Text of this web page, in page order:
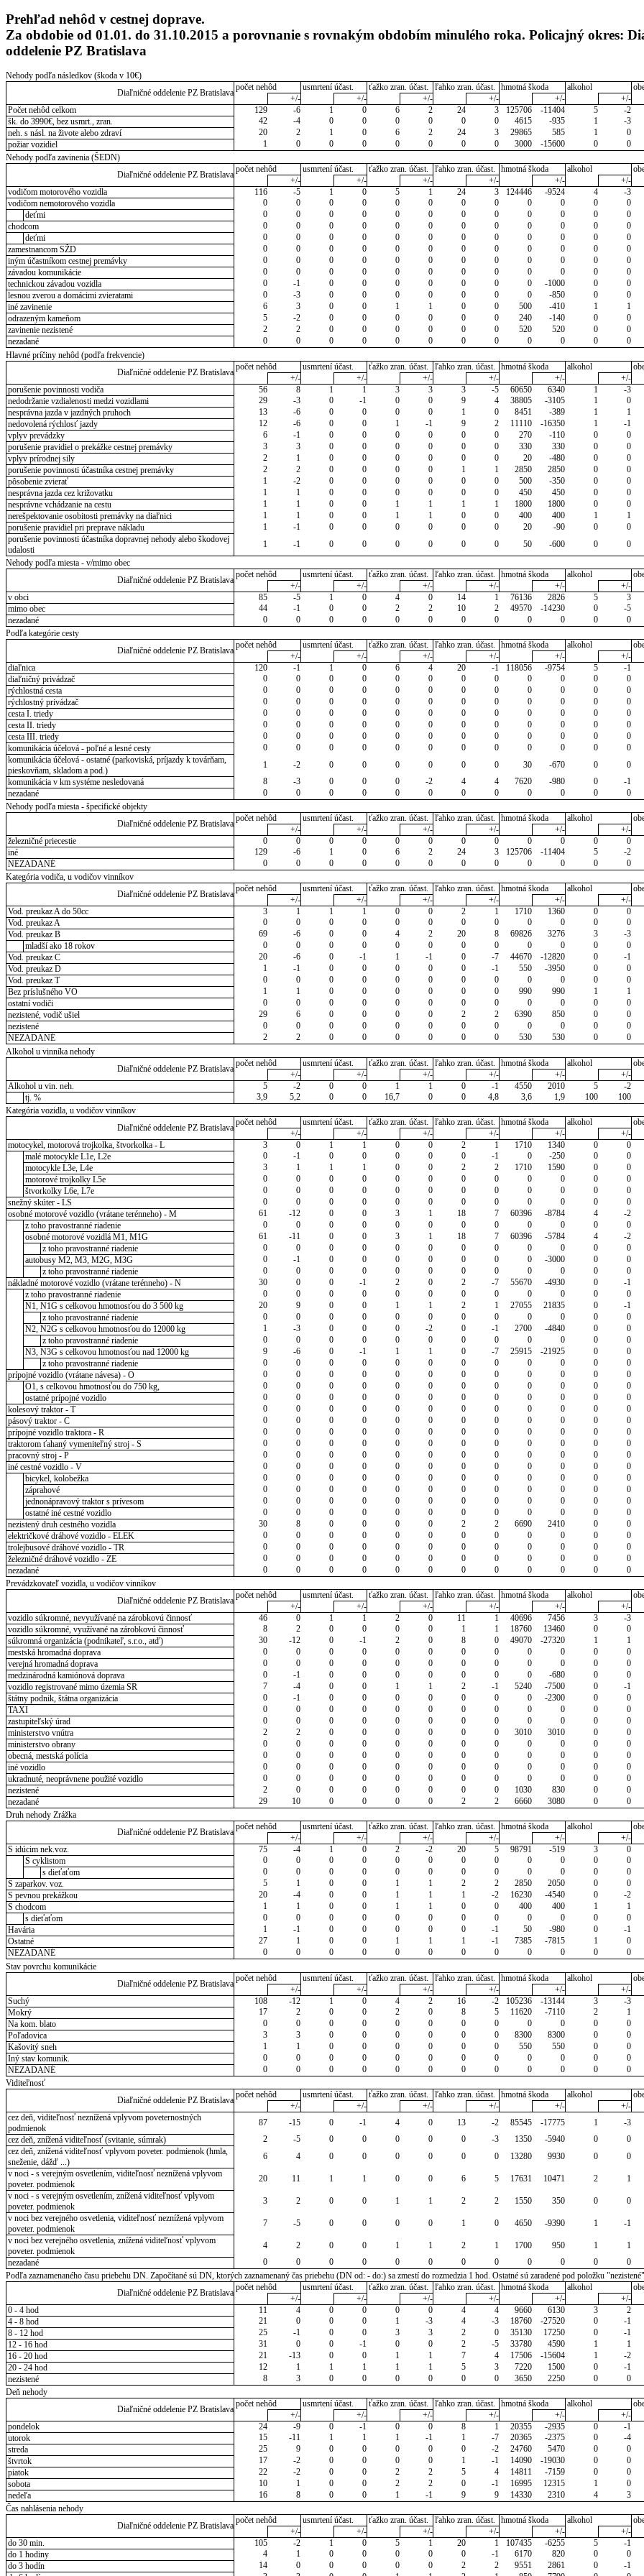
Prehľad nehôd v cestnej doprave.
Za obdobie od 01.01. do 31.10.2015 a porovnanie s rovnakým obdobím minulého roka. Policajný okres:
oddelenie PZ Bratislava
Nehody podľa následkov (škoda v 10€)
Diaľničné oddelenie PZ Bratislava
počet nehôd usmrtení účast. ťažko zran. účast. ľahko zran. účast. hmotná škoda alkohol
+/-
+/- +/- +/- +/- +/-
Počet nehôd celkom
129 -6 1 0 6 2 24 3 125706 -11404 5 -2
šk. do 3990€, bez usmrt., zran.
42 -4 0 0 0 0 0 0 4615 -935 1 -3
neh. s násl. na živote alebo zdraví
20 2 1 0 6 2 24 3 29865 585 1 0
požiar vozidiel
1 0 0 0 0 0 0 0 3000 -15600 0 0
Nehody podľa zavinenia (ŠEDN)
Diaľničné oddelenie PZ Bratislava
počet nehôd usmrtení účast. ťažko zran. účast. ľahko zran. účast. hmotná škoda alkohol
+/-
+/- +/- +/- +/- +/-
vodičom motorového vozidla
116 -5 1 0 5 1 24 3 124446 -9524 4 -3
vodičom nemotorového vozidla
0 0 0 0 0 0 0 0 0 0 0 0
deťmi
0 0 0 0 0 0 0 0 0 0 0 0
chodcom
0 0 0 0 0 0 0 0 0 0 0 0
deťmi
0 0 0 0 0 0 0 0 0 0 0 0
zamestnancom SŽD
0 0 0 0 0 0 0 0 0 0 0 0
iným účastníkom cestnej premávky
0 0 0 0 0 0 0 0 0 0 0 0
závadou komunikácie
0 0 0 0 0 0 0 0 0 0 0 0
technickou závadou vozidla
0 -1 0 0 0 0 0 0 0 -1000 0 0
lesnou zverou a domácimi zvieratami
0 -3 0 0 0 0 0 0 0 -850 0 0
iné zavinenie
6 3 0 0 1 1 0 0 500 -410 1 1
odrazeným kameňom
5 -2 0 0 0 0 0 0 240 -140 0 0
zavinenie nezistené
2 2 0 0 0 0 0 0 520 520 0 0
nezadané
0 0 0 0 0 0 0 0 0 0 0 0
Hlavné príčiny nehôd (podľa frekvencie)
Diaľničné oddelenie PZ Bratislava
počet nehôd usmrtení účast. ťažko zran. účast. ľahko zran. účast. hmotná škoda alkohol
+/-
+/- +/- +/- +/- +/-
porušenie povinnosti vodiča
56 8 1 1 3 3 3 -5 60650 6340 1 -3
nedodržanie vzdialenosti medzi vozidlami
29 -3 0 -1 0 0 9 4 38805 -3105 1 0
nesprávna jazda v jazdných pruhoch
13 -6 0 0 0 0 1 0 8451 -389 1 1
nedovolená rýchlosť jazdy
12 -6 0 0 1 -1 9 2 11110 -16350 1 -1
vplyv prevádzky
6 -1 0 0 0 0 0 0 270 -110 0 0
porušenie pravidiel o prekážke cestnej premávky
3 3 0 0 0 0 0 0 330 330 0 0
vplyv prírodnej sily
2 1 0 0 0 0 0 0 20 -480 0 0
porušenie povinnosti účastníka cestnej premávky
2 2 0 0 0 0 1 1 2850 2850 0 0
pôsobenie zvierať
1 -2 0 0 0 0 0 0 500 -350 0 0
nesprávna jazda cez križovatku
1 1 0 0 0 0 0 0 450 450 0 0
nesprávne vchádzanie na cestu
1 1 0 0 1 1 1 1 1800 1800 0 0
nerešpektovanie osobitosti premávky na diaľnici
1 1 0 0 1 1 0 0 400 400 1 1
porušenie pravidiel pri preprave nákladu
1 -1 0 0 0 0 0 0 20 -90 0 0
porušenie povinnosti účastníka dopravnej nehody alebo škodovej
udalosti
1 -1 0 0 0 0 0 0 50 -600 0 0
Nehody podľa miesta - v/mimo obec
Diaľničné oddelenie PZ Bratislava
počet nehôd usmrtení účast. ťažko zran. účast. ľahko zran. účast. hmotná škoda alkohol
+/-
+/- +/- +/- +/- +/-
v obci
85 -5 1 0 4 0 14 1 76136 2826 5 3
mimo obec
44 -1 0 0 2 2 10 2 49570 -14230 0 -5
nezadané
0 0 0 0 0 0 0 0 0 0 0 0
Podľa kategórie cesty
Diaľničné oddelenie PZ Bratislava
počet nehôd usmrtení účast. ťažko zran. účast. ľahko zran. účast. hmotná škoda alkohol
+/-
+/- +/- +/- +/- +/-
diaľnica
120 -1 1 0 6 4 20 -1 118056 -9754 5 -1
diaľničný privádzač
0 0 0 0 0 0 0 0 0 0 0 0
rýchlostná cesta
0 0 0 0 0 0 0 0 0 0 0 0
rýchlostný privádzač
0 0 0 0 0 0 0 0 0 0 0 0
cesta I. triedy
0 0 0 0 0 0 0 0 0 0 0 0
cesta II. triedy
0 0 0 0 0 0 0 0 0 0 0 0
cesta III. triedy
0 0 0 0 0 0 0 0 0 0 0 0
komunikácia účelová - poľné a lesné cesty
0 0 0 0 0 0 0 0 0 0 0 0
komunikácia účelová - ostatné (parkoviská, príjazdy k továrňam,
pieskovňam, skladom a pod.)
1 -2 0 0 0 0 0 0 30 -670 0 0
komunikácia v km systéme nesledovaná
8 -3 0 0 0 -2 4 4 7620 -980 0 -1
nezadané
0 0 0 0 0 0 0 0 0 0 0 0
Nehody podľa miesta - špecifické objekty
Diaľničné oddelenie PZ Bratislava
počet nehôd usmrtení účast. ťažko zran. účast. ľahko zran. účast. hmotná škoda alkohol
+/-
+/- +/- +/- +/- +/-
železničné priecestie
0 0 0 0 0 0 0 0 0 0 0 0
iné
129 -6 1 0 6 2 24 3 125706 -11404 5 -2
NEZADANÉ
0 0 0 0 0 0 0 0 0 0 0 0
Kategória vodiča, u vodičov vinníkov
Diaľničné oddelenie PZ Bratislava
počet nehôd usmrtení účast. ťažko zran. účast. ľahko zran. účast. hmotná škoda alkohol
+/-
+/- +/- +/- +/- +/-
Vod. preukaz A do 50cc
3 1 1 1 0 0 2 1 1710 1360 0 0
Vod. preukaz A
0 0 0 0 0 0 0 0 0 0 0 0
Vod. preukaz B
69 -6 0 0 4 2 20 8 69826 3276 3 -3
mladší ako 18 rokov
0 0 0 0 0 0 0 0 0 0 0 0
Vod. preukaz C
20 -6 0 -1 1 -1 0 -7 44670 -12820 0 -1
Vod. preukaz D
1 -1 0 0 0 0 0 -1 550 -3950 0 0
Vod. preukaz T
0 0 0 0 0 0 0 0 0 0 0 0
Bez príslušného VO
1 1 0 0 0 0 0 0 990 990 1 1
ostatní vodiči
0 0 0 0 0 0 0 0 0 0 0 0
nezistené, vodič ušiel
29 6 0 0 0 0 2 2 6390 850 0 0
nezistené
0 0 0 0 0 0 0 0 0 0 0 0
NEZADANÉ
2 2 0 0 0 0 0 0 530 530 0 0
Alkohol u vinníka nehody
Diaľničné oddelenie PZ Bratislava
počet nehôd usmrtení účast. ťažko zran. účast. ľahko zran. účast. hmotná škoda alkohol
+/-
+/- +/- +/- +/- +/-
Alkohol u vin. neh.
5 -2 0 0 1 1 0 -1 4550 2010 5 -2
tj. %
3,9 5,2 0 0 16,7 0 0 4,8 3,6 1,9 100 100
Kategória vozidla, u vodičov vinníkov
Diaľničné oddelenie PZ Bratislava
počet nehôd usmrtení účast. ťažko zran. účast. ľahko zran. účast. hmotná škoda alkohol
+/-
+/- +/- +/- +/- +/-
motocykel, motorová trojkolka, štvorkolka - L
3 0 1 1 0 0 2 1 1710 1340 0 0
malé motocykle L1e, L2e
0 -1 0 0 0 0 0 -1 0 -250 0 0
motocykle L3e, L4e
3 1 1 1 0 0 2 2 1710 1590 0 0
motorové trojkolky L5e
0 0 0 0 0 0 0 0 0 0 0 0
štvorkolky L6e, L7e
0 0 0 0 0 0 0 0 0 0 0 0
snežný skúter - LS
0 0 0 0 0 0 0 0 0 0 0 0
osobné motorové vozidlo (vrátane terénneho) - M
61 -12 0 0 3 1 18 7 60396 -8784 4 -2
z toho pravostranné riadenie
0 0 0 0 0 0 0 0 0 0 0 0
osobné motorové vozidlá M1, M1G
61 -11 0 0 3 1 18 7 60396 -5784 4 -2
z toho pravostranné riadenie
0 0 0 0 0 0 0 0 0 0 0 0
autobusy M2, M3, M2G, M3G
0 -1 0 0 0 0 0 0 0 -3000 0 0
z toho pravostranné riadenie
0 0 0 0 0 0 0 0 0 0 0 0
nákladné motorové vozidlo (vrátane terénneho) - N
30 0 0 -1 2 0 2 -7 55670 -4930 0 -1
z toho pravostranné riadenie
0 0 0 0 0 0 0 0 0 0 0 0
N1, N1G s celkovou hmotnosťou do 3 500 kg
20 9 0 0 1 1 2 1 27055 21835 0 -1
z toho pravostranné riadenie
0 0 0 0 0 0 0 0 0 0 0 0
N2, N2G s celkovou hmotnosťou do 12000 kg
1 -3 0 0 0 -2 0 -1 2700 -4840 0 0
z toho pravostranné riadenie
0 0 0 0 0 0 0 0 0 0 0 0
N3, N3G s celkovou hmotnosťou nad 12000 kg
9 -6 0 -1 1 1 0 -7 25915 -21925 0 0
z toho pravostranné riadenie
0 0 0 0 0 0 0 0 0 0 0 0
prípojné vozidlo (vrátane návesa) - O
0 0 0 0 0 0 0 0 0 0 0 0
O1, s celkovou hmotnosťou do 750 kg,
0 0 0 0 0 0 0 0 0 0 0 0
ostatné prípojné vozidlo
0 0 0 0 0 0 0 0 0 0 0 0
kolesový traktor - T
0 0 0 0 0 0 0 0 0 0 0 0
pásový traktor - C
0 0 0 0 0 0 0 0 0 0 0 0
prípojné vozidlo traktora - R
0 0 0 0 0 0 0 0 0 0 0 0
traktorom ťahaný vymeniteľný stroj - S
0 0 0 0 0 0 0 0 0 0 0 0
pracovný stroj - P
0 0 0 0 0 0 0 0 0 0 0 0
iné cestné vozidlo - V
0 0 0 0 0 0 0 0 0 0 0 0
bicykel, kolobežka
0 0 0 0 0 0 0 0 0 0 0 0
záprahové
0 0 0 0 0 0 0 0 0 0 0 0
jednonápravový traktor s prívesom
0 0 0 0 0 0 0 0 0 0 0 0
ostatné iné cestné vozidlo
0 0 0 0 0 0 0 0 0 0 0 0
nezistený druh cestného vozidla
30 8 0 0 0 0 2 2 6690 2410 0 0
električkové dráhové vozidlo - ELEK
0 0 0 0 0 0 0 0 0 0 0 0
trolejbusové dráhové vozidlo - TR
0 0 0 0 0 0 0 0 0 0 0 0
železničné dráhové vozidlo - ZE
0 0 0 0 0 0 0 0 0 0 0 0
nezadané
0 0 0 0 0 0 0 0 0 0 0 0
Prevádzkovateľ vozidla, u vodičov vinníkov
Diaľničné oddelenie PZ Bratislava
počet nehôd usmrtení účast. ťažko zran. účast. ľahko zran. účast. hmotná škoda alkohol
+/-
+/- +/- +/- +/- +/-
vozidlo súkromné, nevyužívané na zárobkovú činnosť
46 0 1 1 2 0 11 1 40696 7456 3 -3
vozidlo súkromné, využívané na zárobkovú činnosť
8 2 0 0 0 0 1 1 18760 13460 0 0
súkromná organizácia (podnikateľ, s.r.o., atď)
30 -12 0 -1 2 0 8 0 49070 -27320 1 1
mestská hromadná doprava
0 0 0 0 0 0 0 0 0 0 0 0
verejná hromadná doprava
0 0 0 0 0 0 0 0 0 0 0 0
medzinárodná kamiónová doprava
0 -1 0 0 0 0 0 0 0 -680 0 0
vozidlo registrované mimo územia SR
7 -4 0 0 1 1 2 -1 5240 -7500 0 -1
štátny podnik, štátna organizácia
0 -1 0 0 0 0 0 0 0 -2300 0 0
TAXI
0 0 0 0 0 0 0 0 0 0 0 0
zastupiteľský úrad
0 0 0 0 0 0 0 0 0 0 0 0
ministerstvo vnútra
2 2 0 0 0 0 0 0 3010 3010 0 0
ministerstvo obrany
0 0 0 0 0 0 0 0 0 0 0 0
obecná, mestská polícia
0 0 0 0 0 0 0 0 0 0 0 0
iné vozidlo
0 0 0 0 0 0 0 0 0 0 0 0
ukradnuté, neoprávnene použité vozidlo
0 0 0 0 0 0 0 0 0 0 0 0
nezistené
2 0 0 0 0 0 0 0 1030 830 0 0
nezadané
29 10 0 0 0 0 2 2 6660 3080 0 0
Druh nehody Zrážka
Diaľničné oddelenie PZ Bratislava
počet nehôd usmrtení účast. ťažko zran. účast. ľahko zran. účast. hmotná škoda alkohol
+/-
+/- +/- +/- +/- +/-
S idúcim nek.voz.
75 -4 1 0 2 -2 20 5 98791 -519 3 0
S cyklistom
0 0 0 0 0 0 0 0 0 0 0 0
s dieťaťom
0 0 0 0 0 0 0 0 0 0 0 0
S zaparkov. voz.
5 1 0 0 1 1 2 2 2850 2050 0 0
S pevnou prekážkou
20 -4 0 0 1 1 1 -2 16230 -4540 0 -2
S chodcom
1 1 0 0 1 1 0 0 400 400 1 1
s dieťaťom
0 0 0 0 0 0 0 0 0 0 0 0
Havária
1 -1 0 0 0 0 0 -1 50 -980 0 -1
Ostatné
27 1 0 0 1 1 1 -1 7385 -7815 1 0
NEZADANÉ
0 0 0 0 0 0 0 0 0 0 0 0
Stav povrchu komunikácie
Diaľničné oddelenie PZ Bratislava
počet nehôd usmrtení účast. ťažko zran. účast. ľahko zran. účast. hmotná škoda alkohol
+/-
+/- +/- +/- +/- +/-
Suchý
108 -12 1 0 4 2 16 -2 105236 -13144 3 -3
Mokrý
17 2 0 0 2 0 8 5 11620 -7110 2 1
Na kom. blato
0 0 0 0 0 0 0 0 0 0 0 0
Poľadovica
3 3 0 0 0 0 0 0 8300 8300 0 0
Kašovitý sneh
1 1 0 0 0 0 0 0 550 550 0 0
Iný stav komunik.
0 0 0 0 0 0 0 0 0 0 0 0
NEZADANÉ
0 0 0 0 0 0 0 0 0 0 0 0
Viditeľnosť
Diaľničné oddelenie PZ Bratislava
počet nehôd usmrtení účast. ťažko zran. účast. ľahko zran. účast. hmotná škoda alkohol
+/-
+/- +/- +/- +/- +/-
cez deň, viditeľnosť neznížená vplyvom poveternostných
podmienok
87 -15 0 -1 4 0 13 -2 85545 -17775 1 -3
cez deň, znížená viditeľnosť (svitanie, súmrak)
2 -5 0 0 0 0 0 -3 1350 -5940 0 0
cez deň, znížená viditeľnosť vplyvom poveter. podmienok (hmla,
sneženie, dážď ...)
6 4 0 0 0 0 0 0 13280 9930 0 0
v noci - s verejným osvetlením, viditeľnosť neznížená vplyvom
poveter. podmienok
20 11 1 1 0 0 6 5 17631 10471 2 1
v noci - s verejným osvetlením, znížená viditeľnosť vplyvom
poveter. podmienok
3 2 0 0 1 1 2 2 1550 350 0 0
v noci bez verejného osvetlenia, viditeľnosť neznížená vplyvom
poveter. podmienok
7 -5 0 0 0 0 1 0 4650 -9390 1 -1
v noci bez verejného osvetlenia, znížená viditeľnosť vplyvom
poveter. podmienok
4 2 0 0 1 1 2 1 1700 950 1 1
nezadané
0 0 0 0 0 0 0 0 0 0 0 0
Podľa zaznamenaného času priebehu DN. Započítané sú DN, ktorých zaznamenaný čas priebehu (DN od: - do:) sa zmestí do rozmedzia 1 hod. Ostatné sú zaradené pod položku "nezistené"
Diaľničné oddelenie PZ Bratislava
počet nehôd usmrtení účast. ťažko zran. účast. ľahko zran. účast. hmotná škoda alkohol
+/-
+/- +/- +/- +/- +/-
0 - 4 hod
11 4 0 0 0 0 4 4 9660 6130 3 2
4 - 8 hod
21 0 0 0 1 -3 4 -3 18760 -27520 0 -1
8 - 12 hod
25 -1 0 0 3 3 2 0 35130 17250 0 -1
12 - 16 hod
31 0 0 -1 0 0 2 -5 33780 4590 1 1
16 - 20 hod
21 -13 0 0 1 1 7 4 17506 -15604 1 -2
20 - 24 hod
12 1 1 1 1 1 5 3 7220 1500 0 -1
nezistené
8 3 0 0 0 0 0 0 3650 2250 0 0
Deň nehody
Diaľničné oddelenie PZ Bratislava
počet nehôd usmrtení účast. ťažko zran. účast. ľahko zran. účast. hmotná škoda alkohol
+/-
+/- +/- +/- +/- +/-
pondelok
24 -9 0 -1 0 0 8 1 20355 -2935 0 -1
utorok
15 -11 1 1 1 -1 1 -7 20365 -2375 0 -4
streda
25 9 0 0 0 0 0 -2 24760 5470 0 0
štvrtok
17 -2 0 0 0 0 1 -1 14090 -19030 0 0
piatok
22 -2 0 0 2 2 5 4 14811 -7159 0 0
sobota
10 1 0 0 2 2 0 -1 16995 12315 1 0
nedeľa
16 8 0 0 1 -1 9 9 14330 2310 4 3
Čas nahlásenia nehody
Diaľničné oddelenie PZ Bratislava
počet nehôd usmrtení účast. ťažko zran. účast. ľahko zran. účast. hmotná škoda alkohol
+/-
+/- +/- +/- +/- +/-
do 30 min.
105 -2 1 0 5 1 20 1 107435 -6255 5 -1
do 1 hodiny
4 1 0 0 0 0 0 -1 6170 820 0 0
do 3 hodín
14 0 0 0 0 0 2 2 9551 2861 0 -1